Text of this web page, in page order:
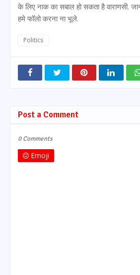
के लिए नाक का सबाल हो सकता है वाराणसी.
हमे फॉलो करना ना भूले.
Politics
Post a Comment
0 Comments
Emoji